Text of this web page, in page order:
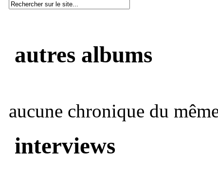
autres albums
aucune chronique du
interviews